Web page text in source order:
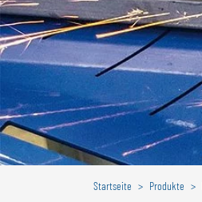
NEDERLANDS
Startseite Produkte